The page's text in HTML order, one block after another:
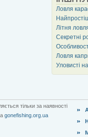
Ловля
Літня
Секретні
Ловля
Уловисті
тільки за наявності
gonefishing.org.ua